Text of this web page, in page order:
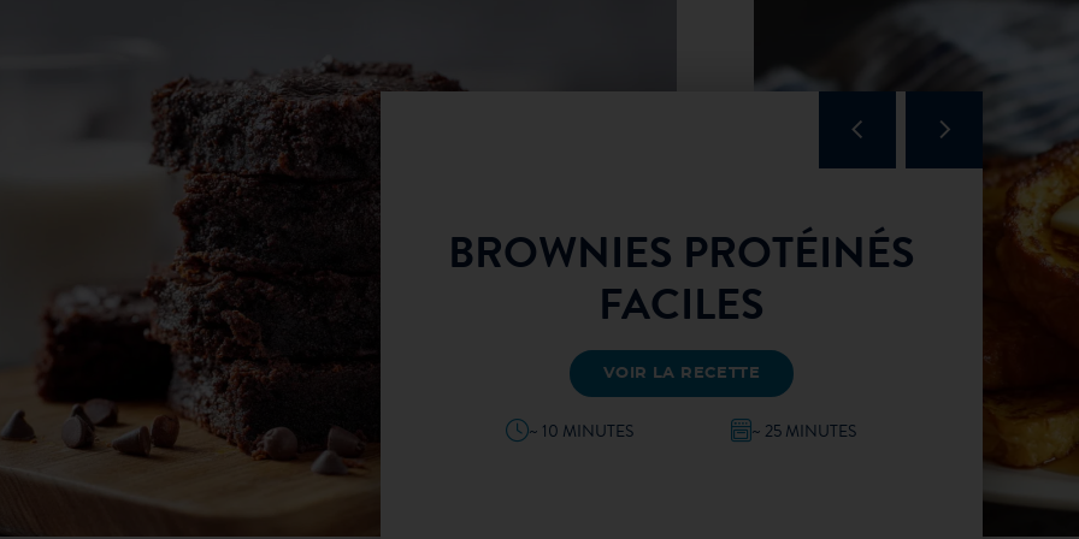
MAISON DE
PROTÉINÉ
20–25 MINUTES
BROWNIES PROTÉINÉS
FACILES
VOIR LA RECETTE
~ 10 MINUTES ~ 25 MINUTES